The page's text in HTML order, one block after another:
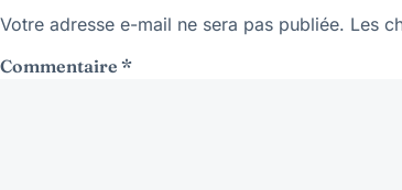
Votre adresse e-mail ne sera pas publiée. Les
Commentaire *